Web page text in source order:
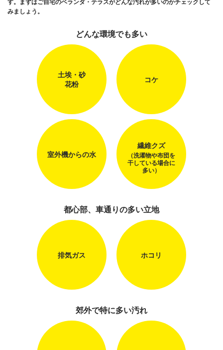
す。まずはご自宅のベランダ・テラスがどんな汚れが多いのかチェックして
みましょう。
どんな環境でも多い
土埃・砂
花粉
コケ
室外機からの水
繊維クズ
（洗濯物や布団を
干している場合に
多い）
都心部、車通りの多い立地
排気ガス ホコリ
郊外で特に多い汚れ